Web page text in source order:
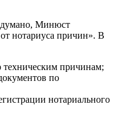
Минюст
нотариуса причин». В
техническим причинам;
по
нотариального